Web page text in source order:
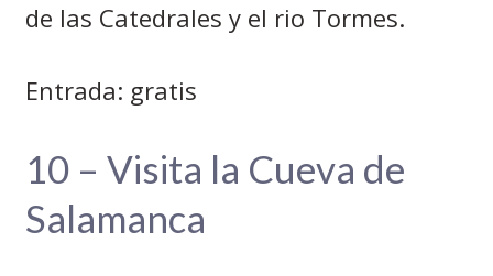
de las Catedrales y el rio Tormes.
Entrada: gratis
10 – Visita la Cueva de
Salamanca